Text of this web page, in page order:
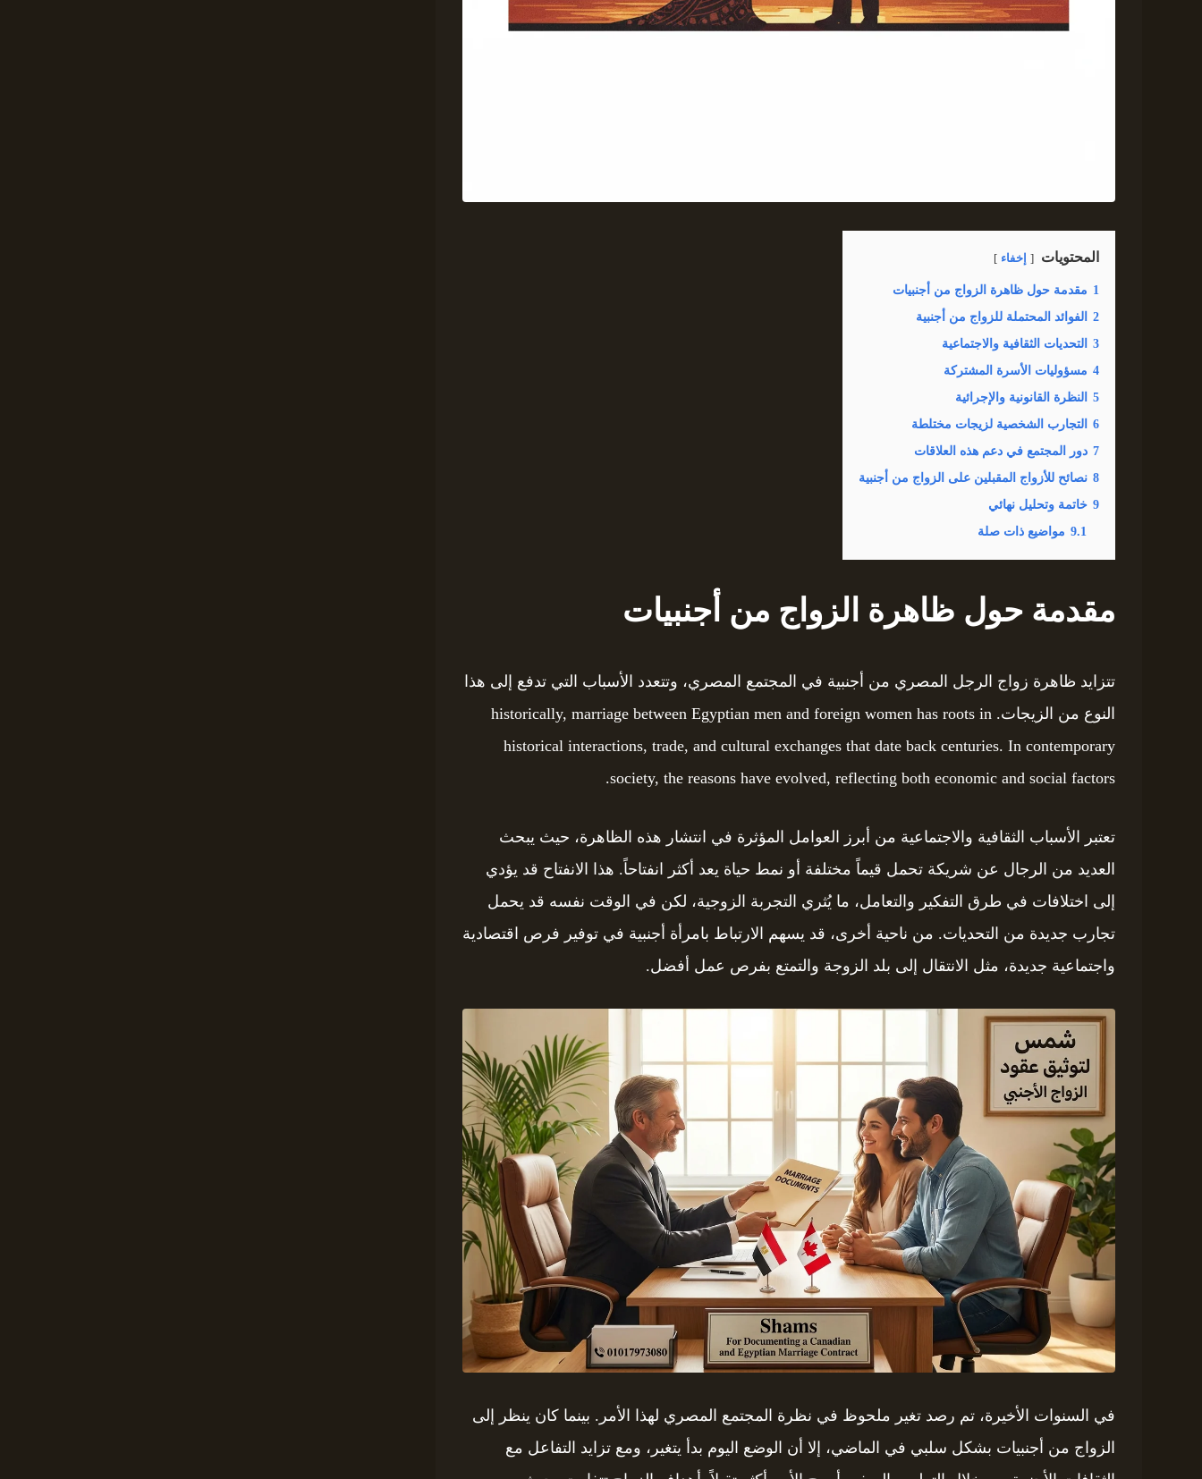
المحتويات إخفاء
1 مقدمة حول ظاهرة الزواج من أجنبيات
2
الفوائد المحتملة للزواج من أجنبية
3
التحديات الثقافية والاجتماعية
4 مسؤوليات الأسرة المشتركة
5
النظرة القانونية والإجرائية
6
التجارب الشخصية لزيجات مختلطة
7 دور المجتمع في دعم هذه العلاقات
8 نصائح للأزواج المقبلين على الزواج من أجنبية
9 خاتمة وتحليل نهائي
9.1 مواضيع ذات صلة
مقدمة حول ظاهرة الزواج من أجنبيات
تتزايد ظاهرة زواج الرجل المصري من أجنبية في المجتمع المصري، وتتعدد الأسباب التي تدفع إلى هذا
النوع من الزيجات. historically, marriage between Egyptian men and foreign women has roots in
historical interactions, trade, and cultural exchanges that date back centuries. In contemporary
society, the reasons have evolved, reflecting both economic and social factors.
تعتبر الأسباب الثقافية والاجتماعية من أبرز العوامل المؤثرة في انتشار هذه الظاهرة، حيث يبحث
العديد من الرجال عن شريكة تحمل قيماً مختلفة أو نمط حياة يعد أكثر انفتاحاً. هذا الانفتاح قد يؤدي
إلى اختلافات في طرق التفكير والتعامل، ما يُثري التجربة الزوجية، لكن في الوقت نفسه قد يحمل
تجارب جديدة من التحديات. من ناحية أخرى، قد يسهم الارتباط بامرأة أجنبية في توفير فرص اقتصادية
واجتماعية جديدة، مثل الانتقال إلى بلد الزوجة والتمتع بفرص عمل أفضل.
في السنوات الأخيرة، تم رصد تغير ملحوظ في نظرة المجتمع المصري لهذا الأمر. بينما كان ينظر إلى
الزواج من أجنبيات بشكل سلبي في الماضي، إلا أن الوضع اليوم بدأ يتغير، ومع تزايد التفاعل مع